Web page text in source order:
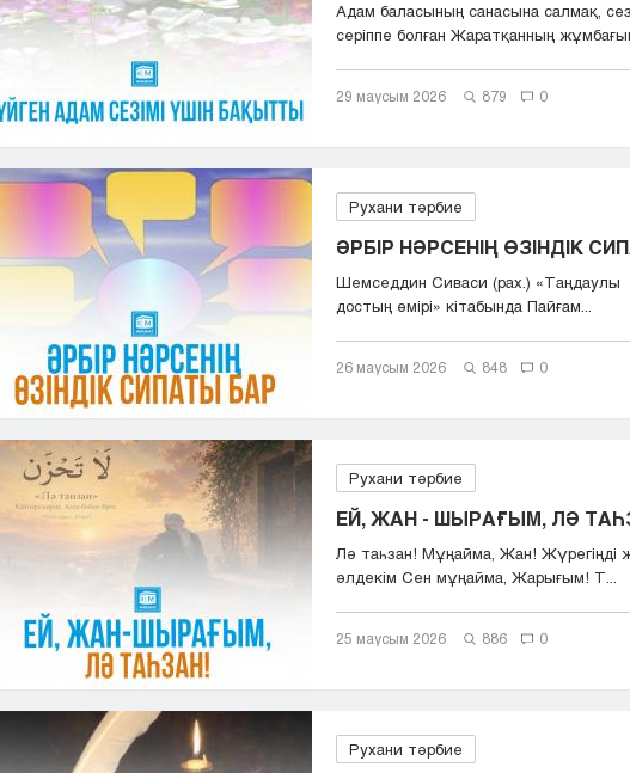
Адам баласының санасына салмақ,
серіппе болған Жаратқанның
29 маусым 2026 879 0
Рухани тәрбие
ӘРБІР НӘРСЕНІҢ ӨЗІНДІК
Шемседдин Сиваси (рах.) «Таңдаулы
достың өмірі» кітабында Пайғам...
26 маусым 2026 848 0
Рухани тәрбие
ЕЙ, ЖАН - ШЫРАҒЫМ, ЛӘ
Лә таһзан! Мұңайма, Жан! Жүрегіңді
әлдекім Сен мұңайма, Жарығым! Т...
25 маусым 2026 886 0
Рухани тәрбие